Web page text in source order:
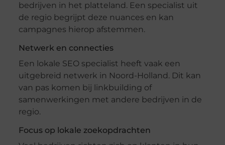
bedrijven in het platteland. Een specialist uit
de regio begrijpt deze nuances en kan
campagnes hierop afstemmen.
Netwerk en connecties
Een lokale SEO specialist heeft vaak een
uitgebreid netwerk in Noord-Holland. Dit kan
van pas komen bij linkbuilding of
samenwerkingen met andere bedrijven in de
regio.
Focus op lokale zoekopdrachten